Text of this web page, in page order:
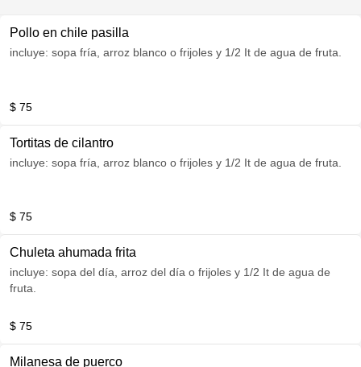
Pollo en chile pasilla
incluye: sopa fría, arroz blanco o frijoles y 1/2 It de agua de fruta.
$ 75
Tortitas de cilantro
incluye: sopa fría, arroz blanco o frijoles y 1/2 It de agua de fruta.
$ 75
Chuleta ahumada frita
incluye: sopa del día, arroz del día o frijoles y 1/2 It de agua de
fruta.
$ 75
Milanesa de puerco